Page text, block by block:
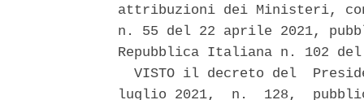
attribuzioni dei Ministeri,
n. 55 del 22 aprile 2021,
Repubblica Italiana n. 102
VISTO il decreto del
luglio 2021,  n.  128,